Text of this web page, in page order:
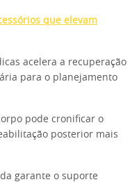
que elevam
acelera a recuperação
para o planejamento
pode cronificar o
posterior mais
garante o suporte